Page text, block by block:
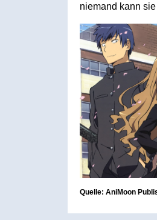
niemand kann
Quelle: AniMoon